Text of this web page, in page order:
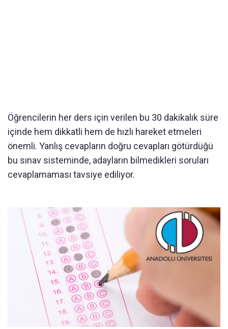
Öğrencilerin her ders için verilen bu 30 dakikalık süre
içinde hem dikkatli hem de hızlı hareket etmeleri
önemli. Yanlış cevapların doğru cevapları götürdüğü
bu sınav sisteminde, adayların bilmedikleri soruları
cevaplamaması tavsiye ediliyor.